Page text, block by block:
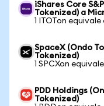
iShares Core
Tokenized) a
1 ITOTon
SpaceX (Ondo
Tokenized)
1 SPCXon
PDD Holdings
Tokenized)